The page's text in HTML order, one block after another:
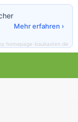
Mehr erfahren ›
homepage-baukasten.de